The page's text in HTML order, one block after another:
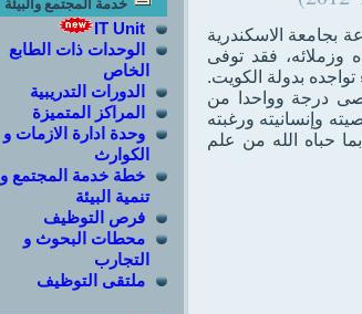
بجامعة الاسكندرية
وزملائه، فقد توفى
فتحي عامر بعيدا عن بلده في 17 نوفمبر 2012 أثناء تواجده بدولة الكويت.
درجة وواحدا من
وإنسانيته ورغبته
حباه الله من علم
خدمة المجتمع والبيئة
IT Unit
الوحدات ذات الطابع
الخاص
الدورات التدريبية
المراكز المتميزة
وحدة ادارة الازمات و
الكوارث
خطة خدمة المجتمع و
تنمية البيئة
فرص التوظيف
محطات البحوث و
التجارب
ملتقى التوظيف